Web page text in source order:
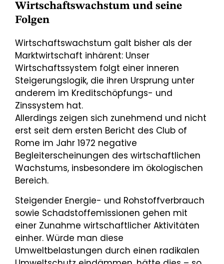
Wirtschaftswachstum und seine
Folgen
Wirtschaftswachstum galt bisher als der
Marktwirtschaft inhärent: Unser
Wirtschaftssystem folgt einer inneren
Steigerungslogik, die ihren Ursprung unter
anderem im Kreditschöpfungs- und
Zinssystem hat.
Allerdings zeigen sich zunehmend und nicht
erst seit dem ersten Bericht des Club of
Rome im Jahr 1972 negative
Begleiterscheinungen des wirtschaftlichen
Wachstums, insbesondere im ökologischen
Bereich.
Steigender Energie- und Rohstoffverbrauch
sowie Schadstoffemissionen gehen mit
einer Zunahme wirtschaftlicher Aktivitäten
einher. Würde man diese
Umweltbelastungen durch einen radikalen